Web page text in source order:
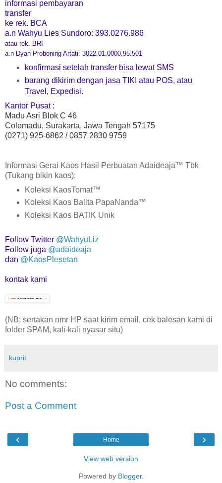
informasi pembayaran
transfer
ke rek. BCA
a.n Wahyu Lies Sundoro: 393.0276.986
atau rek. BRI
a.n Dyan Proboning Artati: 3022.01.0000.95.501
konfirmasi setelah transfer bisa lewat SMS
barang dikirim dengan jasa TIKI atau POS, atau
Travel, Expedisi.
Kantor Pusat :
Madu Asri Blok C 46
Colomadu, Surakarta, Jawa Tengah 57175
(0271) 925-6862 / 0857 2830 9759
Informasi Gerai Kaos Hasil Perbuatan Adaideaja™ Tbk
(Tukang bikin kaos):
Koleksi KaosTomat™
Koleksi Kaos Balita PapaNanda™
Koleksi Kaos BATIK Unik
Follow Twitter @WahyuLiz
Follow juga @adaideaja
dan @KaosPlesetan
kontak kami
(NB: sertakan nmr HP saat kirim email, cek balesan kami di
folder SPAM, kali-kali nyasar situ)
kuprit
No comments:
Post a Comment
‹ ›
Home
View web version
Powered by Blogger.